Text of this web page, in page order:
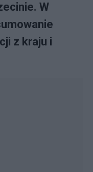
W
z kraju i